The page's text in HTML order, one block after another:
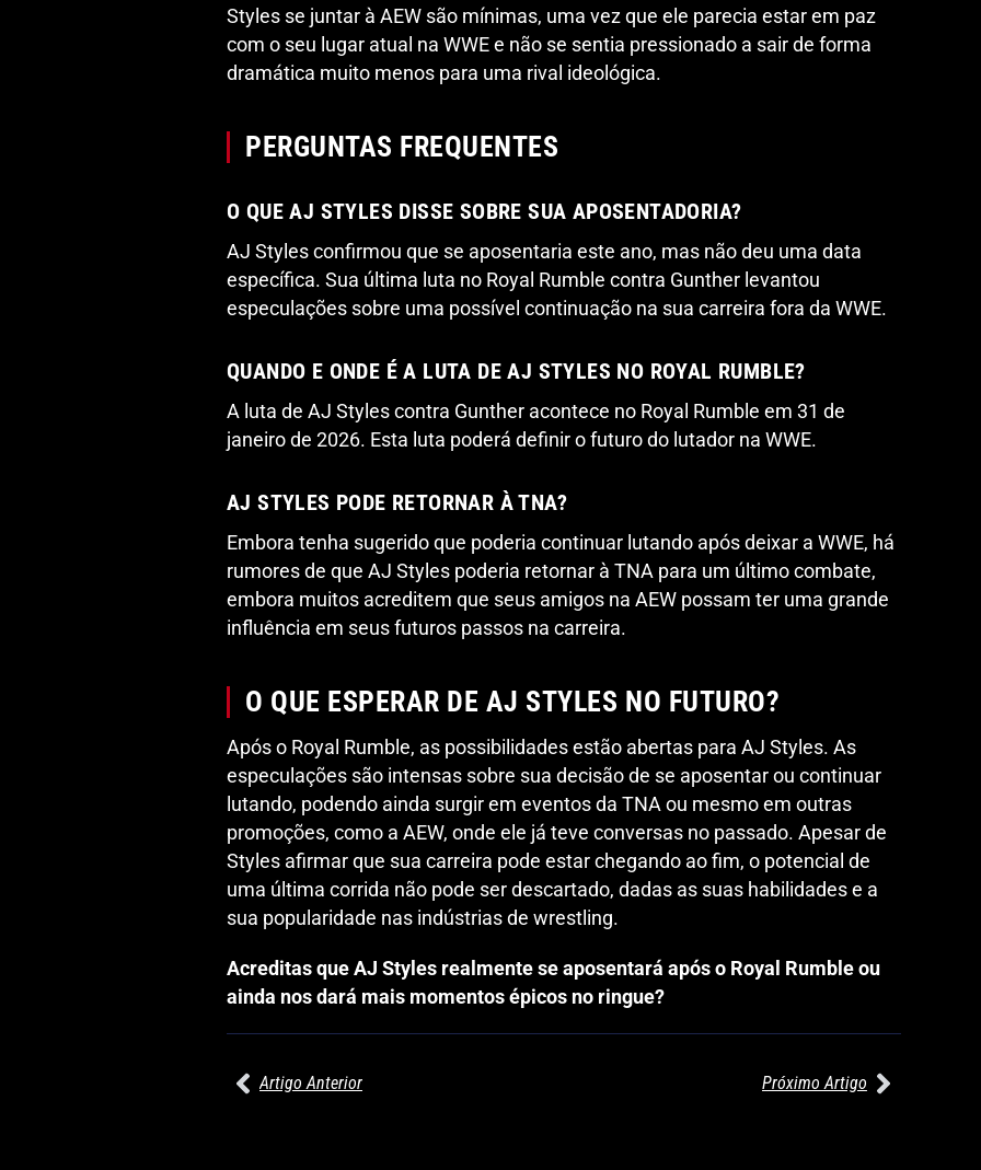
Styles se juntar à AEW são mínimas, uma vez que ele parecia estar em paz
com o seu lugar atual na WWE e não se sentia pressionado a sair de forma
dramática muito menos para uma rival ideológica.
PERGUNTAS FREQUENTES
O QUE AJ STYLES DISSE SOBRE SUA APOSENTADORIA?
AJ Styles confirmou que se aposentaria este ano, mas não deu uma data
específica. Sua última luta no Royal Rumble contra Gunther levantou
especulações sobre uma possível continuação na sua carreira fora da WWE.
QUANDO E ONDE É A LUTA DE AJ STYLES NO ROYAL RUMBLE?
A luta de AJ Styles contra Gunther acontece no Royal Rumble em 31 de
janeiro de 2026. Esta luta poderá definir o futuro do lutador na WWE.
AJ STYLES PODE RETORNAR À TNA?
Embora tenha sugerido que poderia continuar lutando após deixar a WWE, há
rumores de que AJ Styles poderia retornar à TNA para um último combate,
embora muitos acreditem que seus amigos na AEW possam ter uma grande
influência em seus futuros passos na carreira.
O QUE ESPERAR DE AJ STYLES NO FUTURO?
Após o Royal Rumble, as possibilidades estão abertas para AJ Styles. As
especulações são intensas sobre sua decisão de se aposentar ou continuar
lutando, podendo ainda surgir em eventos da TNA ou mesmo em outras
promoções, como a AEW, onde ele já teve conversas no passado. Apesar de
Styles afirmar que sua carreira pode estar chegando ao fim, o potencial de
uma última corrida não pode ser descartado, dadas as suas habilidades e a
sua popularidade nas indústrias de wrestling.
Acreditas que AJ Styles realmente se aposentará após o Royal Rumble ou
ainda nos dará mais momentos épicos no ringue?
Artigo Anterior Próximo Artigo